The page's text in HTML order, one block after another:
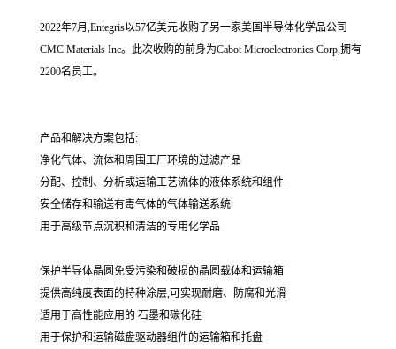
2022年7月,Entegris以57亿美元收购了另一家美国半导体化学品公司
CMC Materials Inc。此次收购的前身为Cabot Microelectronics Corp,拥有
2200名员工。
产品和解决方案包括:
净化气体、流体和周围工厂环境的过滤产品
分配、控制、分析或运输工艺流体的液体系统和组件
安全储存和输送有毒气体的气体输送系统
用于高级节点沉积和清洁的专用化学品
保护半导体晶圆免受污染和破损的晶圆载体和运输箱
提供高纯度表面的特种涂层,可实现耐磨、防腐和光滑
适用于高性能应用的 石墨和碳化硅
用于保护和运输磁盘驱动器组件的运输箱和托盘